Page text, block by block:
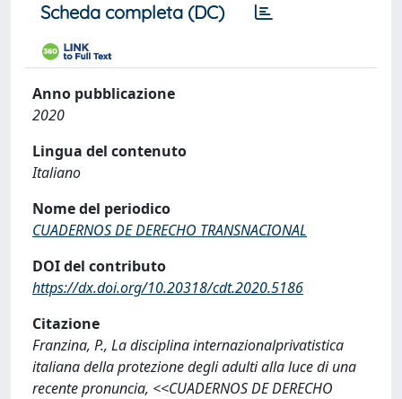
Scheda completa (DC)
Anno pubblicazione
2020
Lingua del contenuto
Italiano
Nome del periodico
CUADERNOS DE DERECHO TRANSNACIONAL
DOI del contributo
https://dx.doi.org/10.20318/cdt.2020.5186
Citazione
Franzina, P., La disciplina internazionalprivatistica
italiana della protezione degli adulti alla luce di una
recente pronuncia, <<CUADERNOS DE DERECHO